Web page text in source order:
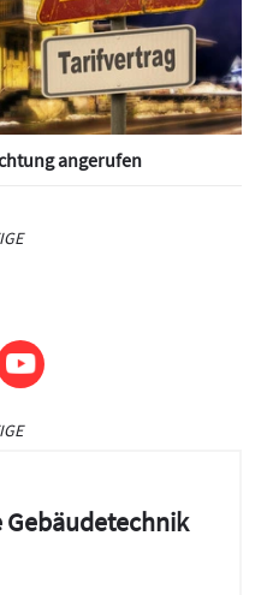
angerufen
Gebäudetechnik